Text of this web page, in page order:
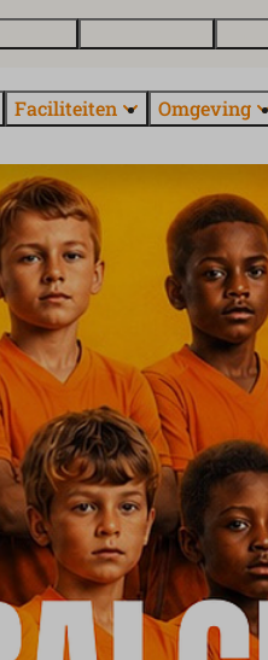
Faciliteiten Omgeving